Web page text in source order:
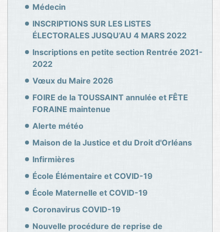
Médecin
INSCRIPTIONS SUR LES LISTES
ÉLECTORALES JUSQU’AU 4 MARS 2022
Inscriptions en petite section Rentrée 2021-
2022
Vœux du Maire 2026
FOIRE de la TOUSSAINT annulée et FÊTE
FORAINE maintenue
Alerte météo
Maison de la Justice et du Droit d'Orléans
Infirmières
École Élémentaire et COVID-19
École Maternelle et COVID-19
Coronavirus COVID-19
Nouvelle procédure de reprise de